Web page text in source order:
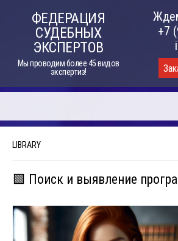
ФЕДЕРАЦИЯ
СУДЕБНЫХ
ЭКСПЕРТОВ
Мы проводим более 45 видов
экспертиз!
+7
LIBRARY
🟩 Поиск и выявление